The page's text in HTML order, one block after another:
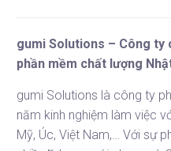
gumi Solutions – Công ty
phần mềm chất lượng
gumi Solutions là công ty
năm kinh nghiệm làm việc
Mỹ, Úc, Việt Nam,… Với sự